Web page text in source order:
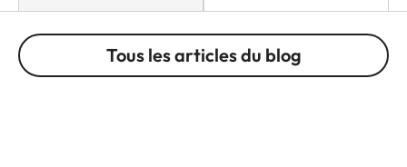
Tous les articles du blog